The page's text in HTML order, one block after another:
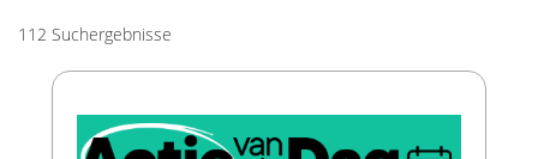
112 Suchergebnisse